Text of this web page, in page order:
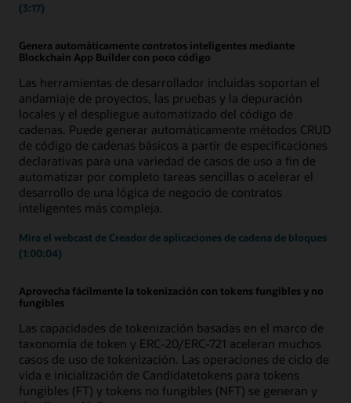
(3:17)
Genera automáticamente contratos inteligentes mediante
Blockchain App Builder con poco código
Las herramientas de desarrollador incluidas soportan el
andamiaje de proyectos, las pruebas y la depuración
locales y el despliegue automatizado del código de
cadenas. Puede generar automáticamente métodos CRUD
de código de cadenas básicos a partir de especificaciones
declarativas para una variedad de casos de uso a fin de
automatizar por completo tareas sencillas o acelerar el
desarrollo de una lógica de negocio de contratos
inteligentes más compleja.
Mira el webcast de Creador de aplicaciones de cadena de bloques
(1:00:04)
Aprovecha fácilmente la tokenización con tokens fungibles y no
fungibles
Las capacidades de tokenización basadas en el marco de
taxonomía de token y ERC-20/ERC-721 aceleran muchos
casos de uso de tokenización. Las operaciones de ciclo de
vida e inicialización de Candidatetokens para tokens
fungibles (FT) y tokens no fungibles (NFT) se generan y